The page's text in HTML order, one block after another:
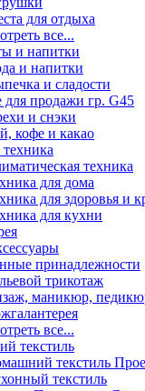
для отдыха
все...
и напитки
и напитки
и сладости
для продажи гр. G45
и снэки
кофе и какао
техника
для дома
для здоровья и
для кухни
принадлежности
трикотаж
маникюр,
все...
текстиль
текстиль
текстиль